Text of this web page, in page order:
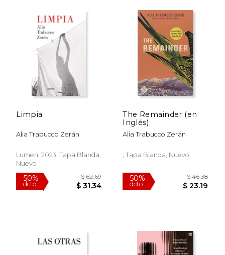
Limpia
Alia Trabucco Zerán
Lumen, 2023, Tapa Blanda,
Nuevo
The Remainder (en
Inglés)
Alia Trabucco Zerán
, Tapa Blanda, Nuevo